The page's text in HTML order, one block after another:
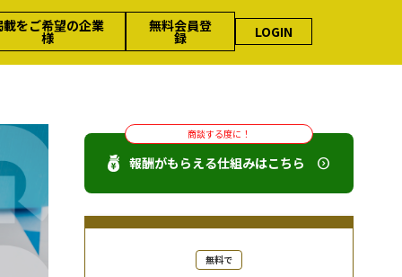
載をご希望の企業
様
無料会員登
録 LOGIN
商談する度に！
報酬がもらえる仕組みはこちら
無料で